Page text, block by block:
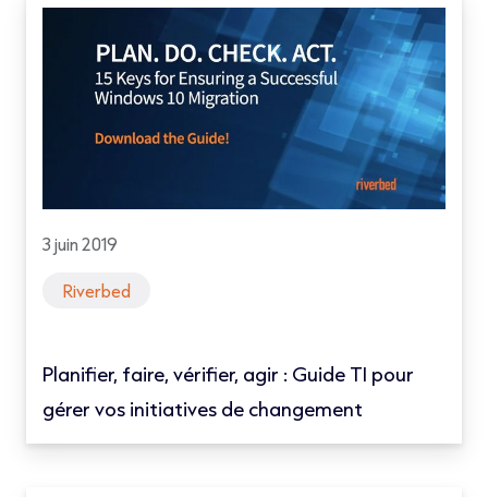
3 juin 2019
Riverbed
Planifier, faire, vérifier, agir : Guide TI pour
gérer vos initiatives de changement